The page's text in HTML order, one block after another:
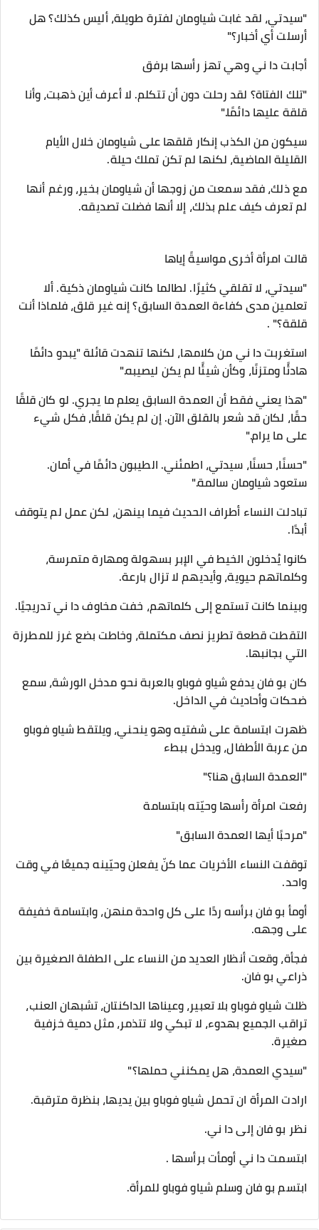
"سيدتي، لقد غابت شياومان لفترة طويلة، أليس كذلك؟ هل
أرسلت أي أخبار؟"
أجابت دا ني وهي تهز رأسها برفق
"تلك الفتاة؟ لقد رحلت دون أن تتكلم. لا أعرف أين ذهبت، وأنا
قلقة عليها دائمًا."
سيكون من الكذب إنكار قلقها على شياومان خلال الأيام
القليلة الماضية، لكنها لم تكن تملك حيلة.
مع ذلك، فقد سمعت من زوجها أن شياومان بخير، ورغم أنها
لم تعرف كيف علم بذلك، إلا أنها فضلت تصديقه.
قالت امرأة أخرى مواسيةً إياها
"سيدتي، لا تقلقي كثيرًا. لطالما كانت شياومان ذكية. ألا
تعلمين مدى كفاءة العمدة السابق؟ إنه غير قلق، فلماذا أنت
قلقة؟" .
استغربت دا ني من كلامها، لكنها تنهدت قائلة "يبدو دائمًا
هادئًا ومتزنًا، وكأن شيئًا لم يكن ليصيبه."
"هذا يعني فقط أن العمدة السابق يعلم ما يجري. لو كان قلقًا
حقًا، لكان قد شعر بالقلق الآن. إن لم يكن قلقًا، فكل شيء
على ما يرام."
"حسنًا، حسنًا، سيدتي، اطمئني. الطيبون دائمًا في أمان.
ستعود شياومان سالمة."
تبادلت النساء أطراف الحديث فيما بينهن، لكن عمل لم يتوقف
أبدًا.
كانوا يُدخلون الخيط في الإبر بسهولة ومهارة متمرسة،
وكلماتهم حيوية، وأيديهم لا تزال بارعة.
وبينما كانت تستمع إلى كلماتهم، خفت مخاوف دا ني تدريجيًا.
التقطت قطعة تطريز نصف مكتملة، وخاطت بضع غرز للمطرزة
التي بجانبها.
كان بو فان يدفع شياو فوباو بالعربة نحو مدخل الورشة، سمع
ضحكات وأحاديث في الداخل.
ظهرت ابتسامة على شفتيه وهو ينحني، ويلتقط شياو فوباو
من عربة الأطفال، ويدخل ببطء
"العمدة السابق هنا؟"
رفعت امرأة رأسها وحيّته بابتسامة
"مرحبًا أيها العمدة السابق"
توقفت النساء الأخريات عما كنّ يفعلن وحيّينه جميعًا في وقت
واحد.
أومأ بو فان برأسه ردًا على كل واحدة منهن، وابتسامة خفيفة
على وجهه.
فجأة، وقعت أنظار العديد من النساء على الطفلة الصغيرة بين
ذراعي بو فان.
ظلت شياو فوباو بلا تعبير، وعيناها الداكنتان، تشبهان العنب،
تراقب الجميع بهدوء، لا تبكي ولا تتذمر، مثل دمية خزفية
صغيرة.
"سيدي العمدة، هل يمكنني حملها؟"
ارادت المرأة ان تحمل شياو فوباو بين يديها، بنظرة مترقبة.
نظر بو فان إلى دا ني.
ابتسمت دا ني أومأت برأسها .
ابتسم بو فان وسلم شياو فوباو للمرأة.